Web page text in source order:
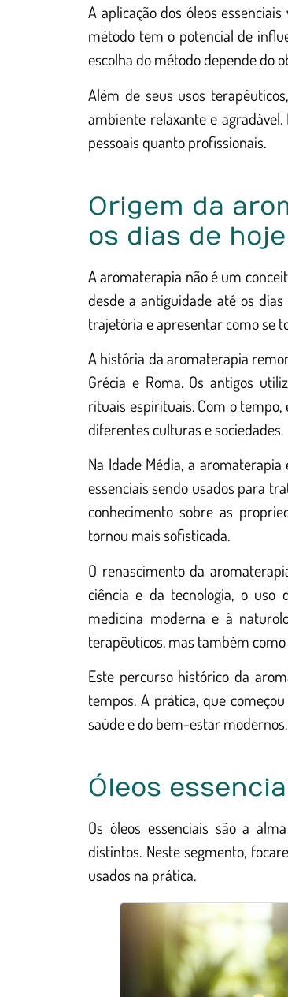
A aplicação dos óleos
método tem o potencial de
escolha do método depende do
Além de seus usos
ambiente relaxante e
pessoais quanto profissionais.
Origem da
os dias de hoje
A aromaterapia não é um
desde a antiguidade até os
trajetória e apresentar como se
A história da aromaterapia
Grécia e Roma. Os antigos
rituais espirituais. Com o
diferentes culturas e sociedades.
Na Idade Média, a
essenciais sendo usados para
conhecimento sobre as
tornou mais sofisticada.
O renascimento da
ciência e da tecnologia, o uso
medicina moderna e à
terapêuticos, mas também
Este percurso histórico da
tempos. A prática, que
saúde e do bem-estar
Óleos
Os óleos essenciais são a
distintos. Neste segmento,
usados na prática.